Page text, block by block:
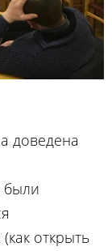
доведена
были
открыть